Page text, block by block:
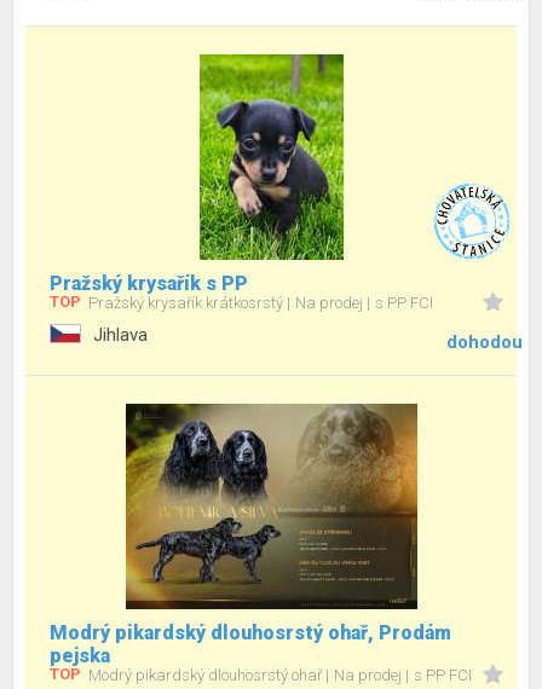
Pražský krysařík s PP
TOP Pražský krysařík krátkosrstý Na prodej s PP FCI
Jihlava dohodou
Modrý pikardský dlouhosrstý ohař, Prodám
pejska
TOP Modrý pikardský dlouhosrstý ohař Na prodej s PP FCI